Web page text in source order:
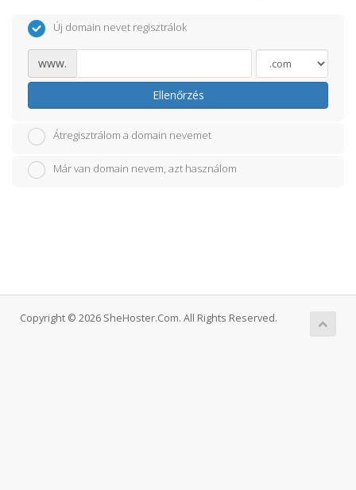
Új domain nevet regisztrálok
www.
Ellenőrzés
Átregisztrálom a domain nevemet
Már van domain nevem, azt használom
Copyright © 2026 SheHoster.Com. All Rights Reserved.